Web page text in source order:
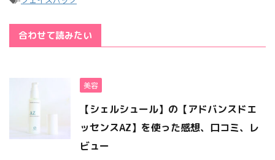
合わせて読みたい
美容
【シェルシュール】の【アドバンスドエ
ッセンスAZ】を使った感想、口コミ、レ
ビュー